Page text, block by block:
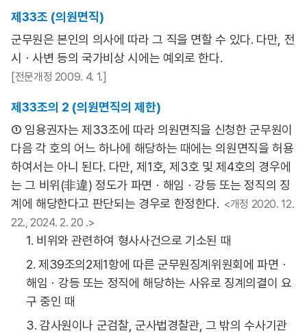
제33조 (의원면직)
군무원은 본인의 의사에 따라 그 직을 면할 수 있다. 다만, 전
시ㆍ사변 등의 국가비상 시에는 예외로 한다.
[전문개정 2009. 4. 1.]
제33조의 2 (의원면직의 제한)
① 임용권자는 제33조에 따라 의원면직을 신청한 군무원이
다음 각 호의 어느 하나에 해당하는 때에는 의원면직을 허용
하여서는 아니 된다. 다만, 제1호, 제3호 및 제4호의 경우에
는 그 비위(非違) 정도가 파면ㆍ해임ㆍ강등 또는 정직의 징
계에 해당한다고 판단되는 경우로 한정한다. <개정 2020. 12.
22., 2024. 2. 20 .>
1. 비위와 관련하여 형사사건으로 기소된 때
2. 제39조의2제1항에 따른 군무원징계위원회에 파면ㆍ
해임ㆍ강등 또는 정직에 해당하는 사유로 징계의결이 요
구 중인 때
3. 감사원이나 군검찰, 군사법경찰관, 그 밖의 수사기관